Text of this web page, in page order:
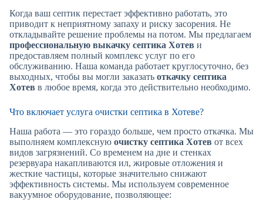
Когда ваш септик перестает эффективно работать, это
приводит к неприятному запаху и риску засорения. Не
откладывайте решение проблемы на потом. Мы предлагаем
профессиональную выкачку септика Хотев и
предоставляем полный комплекс услуг по его
обслуживанию. Наша команда работает круглосуточно, без
выходных, чтобы вы могли заказать откачку септика
Хотев в любое время, когда это действительно необходимо.
Что включает услуга очистки септика в Хотеве?
Наша работа — это гораздо больше, чем просто откачка. Мы
выполняем комплексную очистку септика Хотев от всех
видов загрязнений. Со временем на дне и стенках
резервуара накапливаются ил, жировые отложения и
жесткие частицы, которые значительно снижают
эффективность системы. Мы используем современное
вакуумное оборудование, позволяющее: